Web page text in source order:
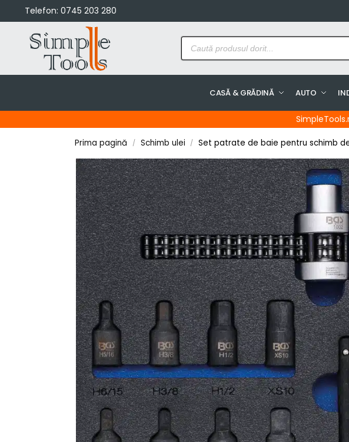
Telefon: 0745 203 280
CASĂ & GRĂDINĂ AUTO
Prima pagină / Schimb ulei / Set patrate de baie pentru schimb